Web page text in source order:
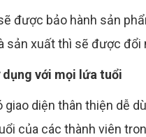
được bảo hành sản
sản xuất thì sẽ được
dụng với mọi lứa tuổi
giao diện thân thiện dễ
của các thành viên